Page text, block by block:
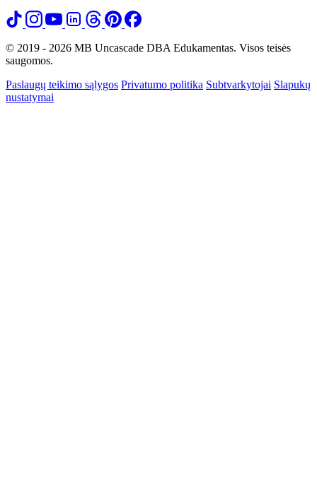
© 2019 - 2026 MB Uncascade DBA Edukamentas. Visos teisės
saugomos.
Paslaugų teikimo sąlygos Privatumo politika Subtvarkytojai Slapukų
nustatymai